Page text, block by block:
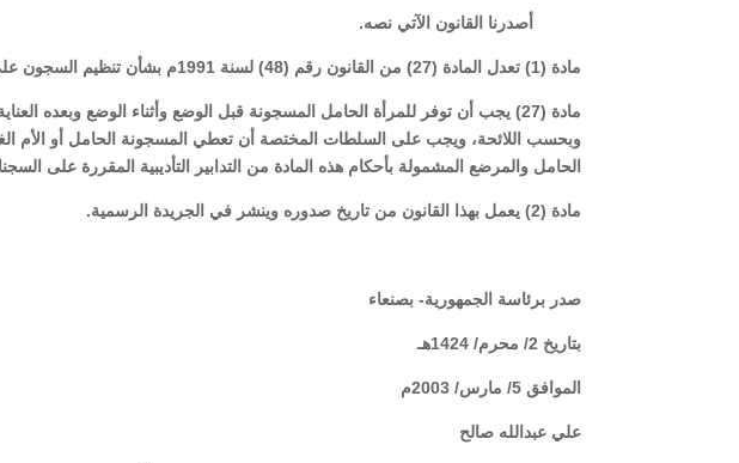
أصدرنا القانون الآتي نصه.
مادة (1) تعدل المادة (27) من القانون رقم (48) لسنة 1991م بشأن تنظيم السجون على النحو التالي:
مادة (27) يجب أن توفر للمرأة الحامل المسجونة قبل الوضع وأثناء الوضع وبعده
وبحسب اللائحة، ويجب على السلطات المختصة أن تعطي المسجونة الحامل أو الأم
الحامل والمرضع المشمولة بأحكام هذه المادة من التدابير التأديبية المقررة على
مادة (2) يعمل بهذا القانون من تاريخ صدوره وينشر في الجريدة الرسمية.
صدر برئاسة الجمهورية- بصنعاء
بتاريخ 2/ محرم/ 1424هـ
الموافق 5/ مارس/ 2003م
علي عبدالله صالح